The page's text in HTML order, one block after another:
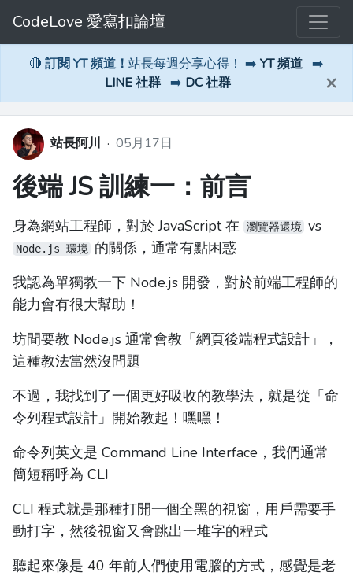
CodeLove 愛寫扣論壇
🔴 訂閱 YT 頻道！ 站長每週分享心得！ ➡️ YT 頻道 ➡️
LINE 社群 ➡️ DC 社群 ×
站長阿川 · 05月17日
後端 JS 訓練一：前言
身為網站工程師，對於 JavaScript 在 瀏覽器還境 vs
Node.js 環境
的關係，通常有點困惑
我認為單獨教一下 Node.js 開發，對於前端工程師的
能力會有很大幫助！
坊間要教 Node.js 通常會教「網頁後端程式設計」，
這種教法當然沒問題
不過，我找到了一個更好吸收的教學法，就是從「命
令列程式設計」開始教起！嘿嘿！
命令列英文是 Command Line Interface，我們通常
簡短稱呼為 CLI
CLI 程式就是那種打開一個全黑的視窗，用戶需要手
動打字，然後視窗又會跳出一堆字的程式
聽起來像是 40 年前人們使用電腦的方式，感覺是老